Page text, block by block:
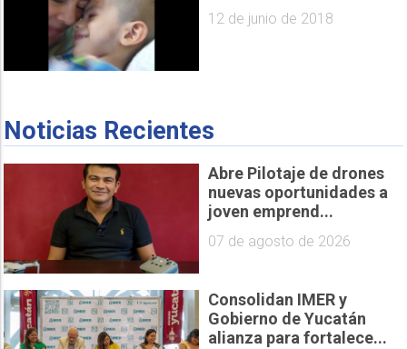
12 de junio de 2018
Noticias Recientes
Abre Pilotaje de drones
nuevas oportunidades a
joven emprend...
07 de agosto de 2026
Consolidan IMER y
Gobierno de Yucatán
alianza para fortalece...